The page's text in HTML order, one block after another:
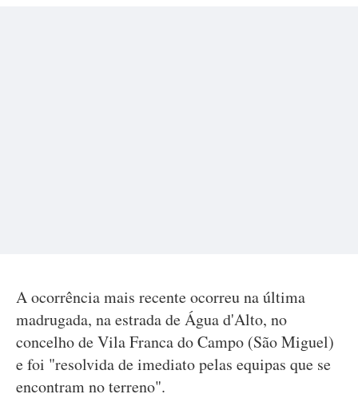
A ocorrência mais recente ocorreu na última
madrugada, na estrada de Água d'Alto, no
concelho de Vila Franca do Campo (São Miguel)
e foi "resolvida de imediato pelas equipas que se
encontram no terreno".